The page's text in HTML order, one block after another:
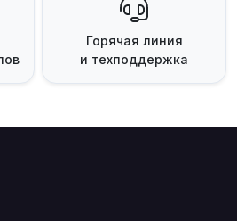
Горячая линия
и техподдержка